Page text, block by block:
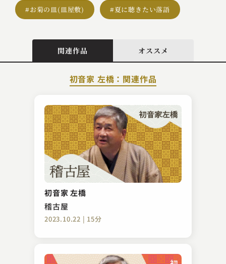
#お菊の皿(皿屋敷) #夏に聴きたい落語
関連作品 オススメ
初音家 左橋：関連作品
初音家 左橋
稽古屋
2023.10.22 | 15分
隅田川 馬石
狸札
2023.08.01 | 15分